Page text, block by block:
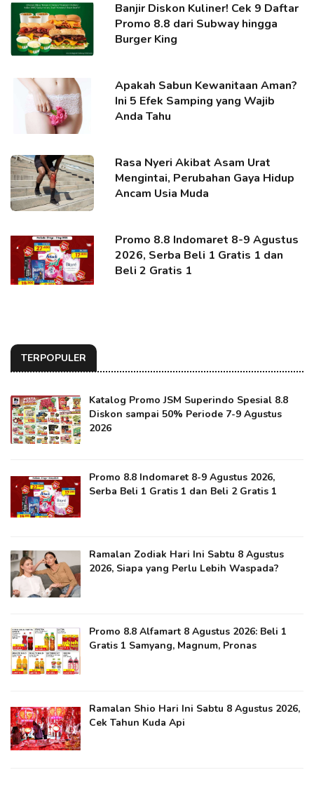
Banjir Diskon Kuliner! Cek 9 Daftar
Promo 8.8 dari Subway hingga
Burger King
Apakah Sabun Kewanitaan Aman?
Ini 5 Efek Samping yang Wajib
Anda Tahu
Rasa Nyeri Akibat Asam Urat
Mengintai, Perubahan Gaya Hidup
Ancam Usia Muda
Promo 8.8 Indomaret 8-9 Agustus
2026, Serba Beli 1 Gratis 1 dan
Beli 2 Gratis 1
TERPOPULER
Katalog Promo JSM Superindo Spesial 8.8
Diskon sampai 50% Periode 7-9 Agustus
2026
Promo 8.8 Indomaret 8-9 Agustus 2026,
Serba Beli 1 Gratis 1 dan Beli 2 Gratis 1
Ramalan Zodiak Hari Ini Sabtu 8 Agustus
2026, Siapa yang Perlu Lebih Waspada?
Promo 8.8 Alfamart 8 Agustus 2026: Beli 1
Gratis 1 Samyang, Magnum, Pronas
Ramalan Shio Hari Ini Sabtu 8 Agustus 2026,
Cek Tahun Kuda Api